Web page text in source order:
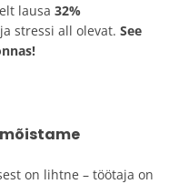
lausa 32%
stressi all olevat. See
on lihtne – töötaja on